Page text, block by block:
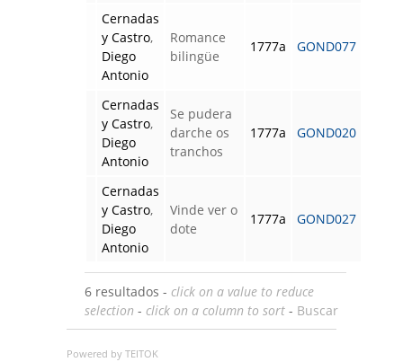
Cernadas
y Castro,
Diego
Antonio
Romance
bilingüe
1777a GOND077
Cernadas
y Castro,
Diego
Antonio
Se pudera
darche os
tranchos
1777a GOND020
Cernadas
y Castro,
Diego
Antonio
Vinde ver o
dote
1777a GOND027
6 resultados - click on a value to reduce
selection - click on a column to sort - Buscar
Powered by TEITOK